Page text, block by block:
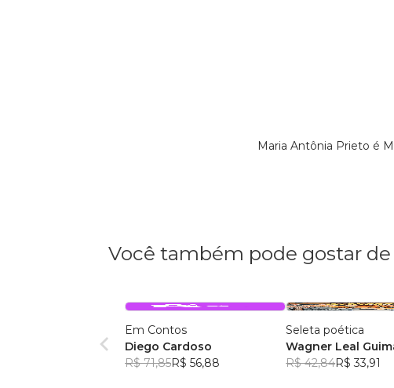
Maria Antônia Prieto é
Você também pode gostar de
Em Contos
Diego Cardoso
R$ 71,85R$ 56,88
Seleta poética
Wagner Leal
R$ 42,84R$ 33,91